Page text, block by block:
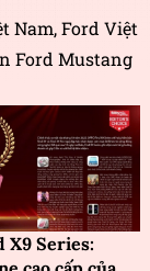
Nam, Ford Việt
Ford Mustang
X9 Series: